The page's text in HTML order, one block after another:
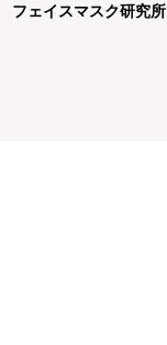
フェイスマスク研究所